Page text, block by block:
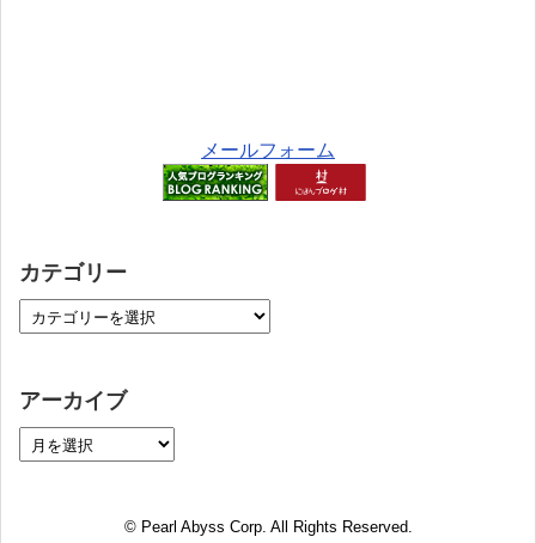
メールフォーム
カテゴリー
アーカイブ
© Pearl Abyss Corp. All Rights Reserved.